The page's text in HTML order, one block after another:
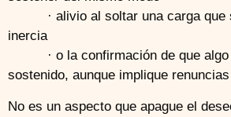
· alivio al soltar una carga que
inercia
· o la confirmación de que algo
sostenido, aunque implique renuncias
No es un aspecto que apague el